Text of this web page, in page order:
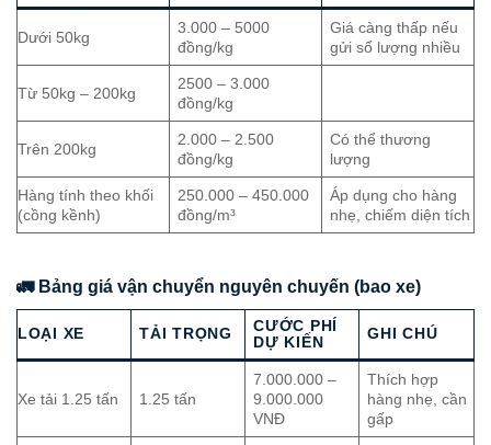
Dưới 50kg
3.000 – 5000
đồng/kg
Giá càng thấp nếu
gửi số lượng nhiều
Từ 50kg – 200kg
2500 – 3.000
đồng/kg
Trên 200kg
2.000 – 2.500
đồng/kg
Có thể thương
lượng
Hàng tính theo khối
(cồng kềnh)
250.000 – 450.000
đồng/m³
Áp dụng cho hàng
nhẹ, chiếm diện tích
🚛 Bảng giá vận chuyển nguyên chuyến (bao xe)
LOẠI XE TẢI TRỌNG
CƯỚC PHÍ
DỰ KIẾN
GHI CHÚ
Xe tải 1.25 tấn 1.25 tấn
7.000.000 –
9.000.000
VNĐ
Thích hợp
hàng nhẹ, cần
gấp